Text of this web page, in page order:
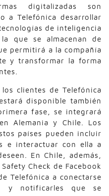
digitalizadas son
a Telefónica desarrollar
de inteligencia
que se almacenan de
permitirá a la compañía
y transformar la forma
clientes de Telefónica
disponible también
fase, se integrará
Alemania y Chile. Los
países pueden incluir
e interactuar con ella a
En Chile, además,
Check de Facebook
Telefónica a conectarse
y notificarles que se